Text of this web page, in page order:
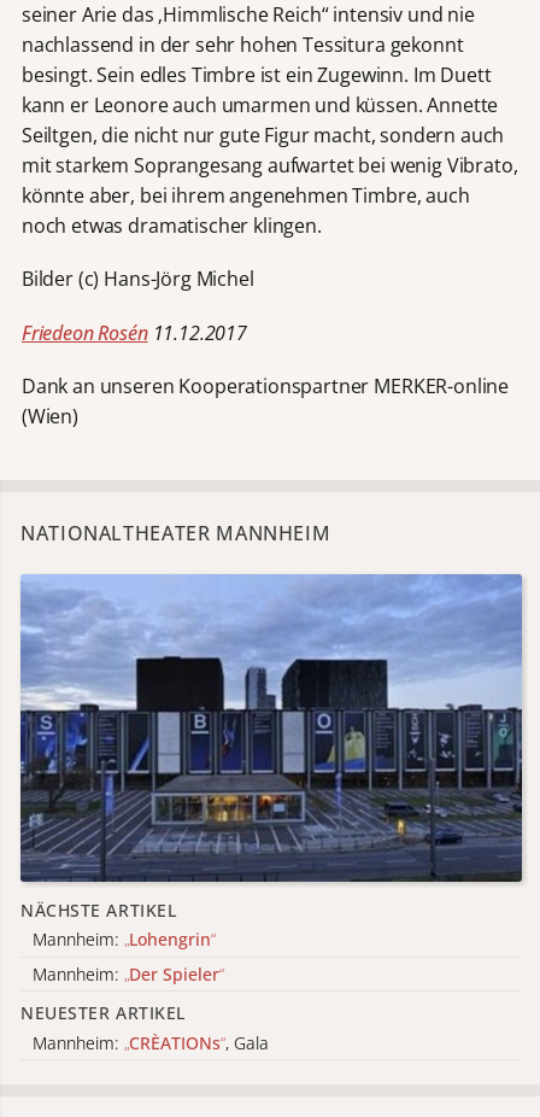
seiner Arie das ‚Himmlische Reich“ intensiv und nie
nachlassend in der sehr hohen Tessitura gekonnt
besingt. Sein edles Timbre ist ein Zugewinn. Im Duett
kann er Leonore auch umarmen und küssen. Annette
Seiltgen, die nicht nur gute Figur macht, sondern auch
mit starkem Soprangesang aufwartet bei wenig Vibrato,
könnte aber, bei ihrem angenehmen Timbre, auch
noch etwas dramatischer klingen.
Bilder (c) Hans-Jörg Michel
Friedeon Rosén11.12.2017
Dank an unseren Kooperationspartner MERKER-online
(Wien)
NATIONALTHEATER MANNHEIM
NÄCHSTE ARTIKEL
Mannheim: „Lohengrin“
Mannheim: „Der Spieler“
NEUESTER ARTIKEL
Mannheim: „CRÈATIONs“, Gala